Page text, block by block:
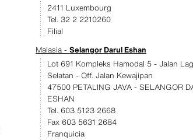
2411 Luxembourg
Tel. 32 2 2210260
Filial
Malasia -Selangor Darul Eshan
Lot 691 Kompleks Hamodal 5 - Jalan
Selatan - Off. Jalan Kewajipan
47500 PETALING JAVA - SELANGOR
ESHAN
Tel. 603 5123 2668
Fax 603 5631 2684
Franquicia